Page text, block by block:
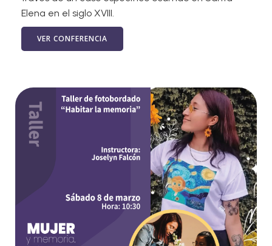
Elena en el siglo XVIII.
VER CONFERENCIA